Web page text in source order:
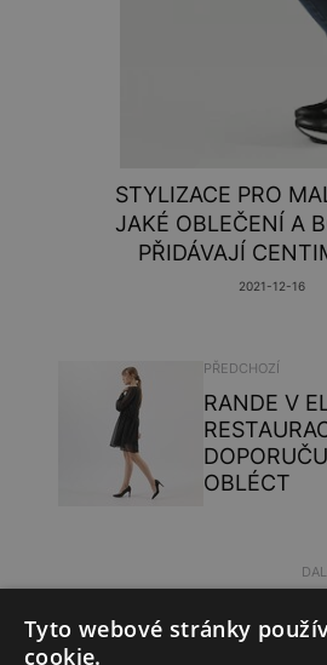
STYLIZACE PRO
JAKÉ OBLEČENÍ A
PŘIDÁVAJÍ
2021-12-16
PŘEDCHOZÍ
RANDE V
OBLÉCT
VELUR, ABY NEDOŠLO
Tyto webové stránky
cookie.